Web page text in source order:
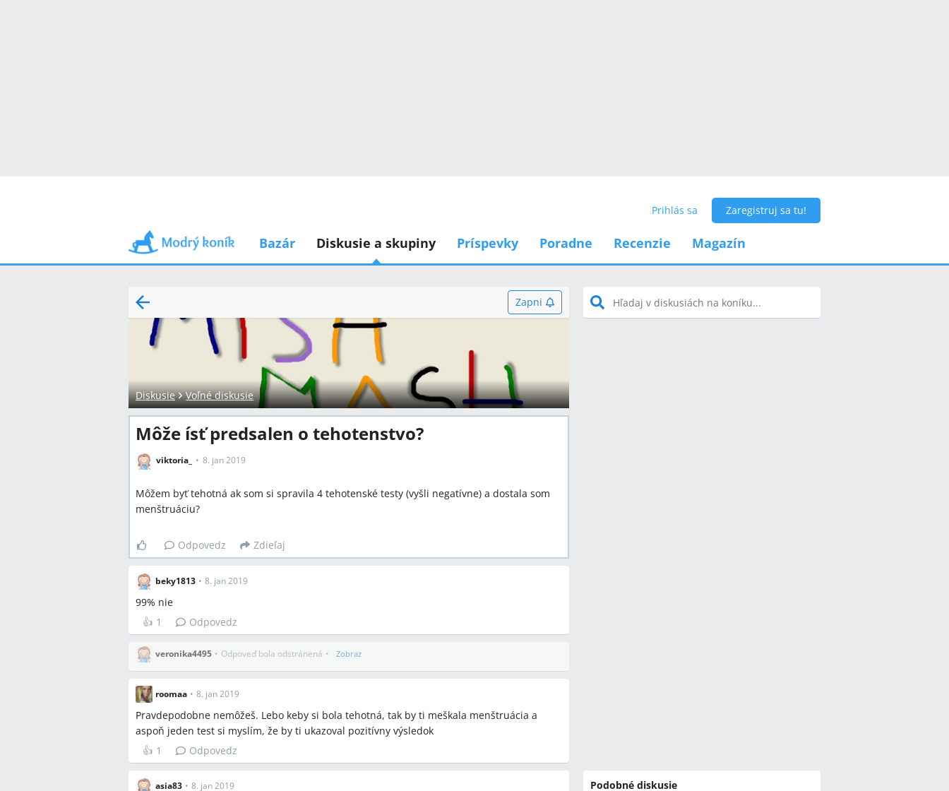
Prihlás sa Zaregistruj sa tu!
Bazár Diskusie a skupiny Príspevky Poradne Recenzie Magazín
Zapni
Diskusie Voľné diskusie
Môže ísť predsalen o tehotenstvo?
viktoria_ 8. jan 2019
Môžem byť tehotná ak som si spravila 4 tehotenské testy (vyšli negatívne) a dostala som
menštruáciu?
Odpovedz Zdieľaj
beky1813 • 8. jan 2019
99% nie
👍 1 Odpovedz
veronika4495 • Odpoveď bola odstránená • Zobraz
roomaa • 8. jan 2019
Pravdepodobne nemôžeš. Lebo keby si bola tehotná, tak by ti meškala menštruácia a
aspoň jeden test si myslím, že by ti ukazoval pozitívny výsledok
👍 1 Odpovedz
asia83 • 8. jan 2019 Podobné diskusie